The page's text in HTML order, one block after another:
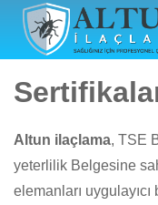
Altun İlaçlama |
Hakkımızda >
Altun ilaçlama, TSE
yeterlilik Belgesine
elemanları